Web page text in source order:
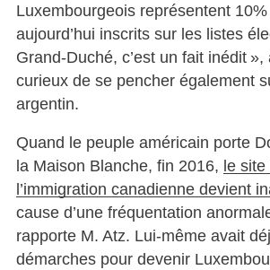
Luxembourgeois représentent
aujourd’hui inscrits sur les listes
Grand-Duché, c’est un fait inédit »,
curieux de se pencher également
argentin.
Quand le peuple américain porte
la Maison Blanche, fin 2016, le
l’immigration canadienne devient
cause d’une fréquentation
rapporte M. Atz. Lui-même avait
démarches pour devenir